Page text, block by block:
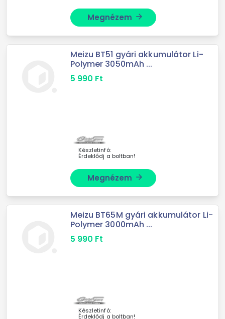
Megnézem arrow_forward
Meizu BT51 gyári akkumulátor Li-
Polymer 3050mAh ...
5 990 Ft
Készletinfó:
Érdeklődj a boltban!
Megnézem arrow_forward
Meizu BT65M gyári akkumulátor Li-
Polymer 3000mAh ...
5 990 Ft
Készletinfó:
Érdeklődj a boltban!